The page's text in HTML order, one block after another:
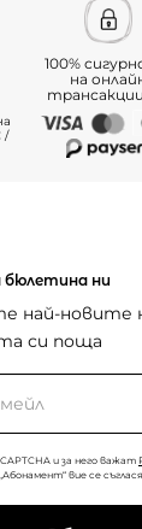
/
100%
на
бюлетина ни
най-
си поща
и за него важат
вие се